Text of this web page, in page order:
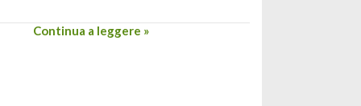
Continua a leggere »